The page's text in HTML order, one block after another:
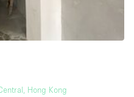
Hong Kong